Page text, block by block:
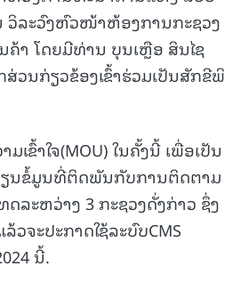
ວິລະວົງຫົວໜ້າຫ້ອງການກະຊວງ
ຄ້າ ໂດຍມີທ່ານ ບຸນເຫຼືອ ສິນໄຊ
ວນກ່ຽວຂ້ອງເຂົ້າຮ່ວມເປັນສັກຂີພິ
ເຂົ້າໃຈ(MOU) ໃນຄັ້ງນີ້ ເພື່ອເປັນ
ນຂໍ້ມູນທີ່ຕິດພັນກັບການຕິດຕາມ
ດລະຫວ່າງ 3 ກະຊວງດັ່ງກ່າວ ຊຶ່ງ
ຈະປະກາດໃຊ້ລະບົບCMS
ນີ້.